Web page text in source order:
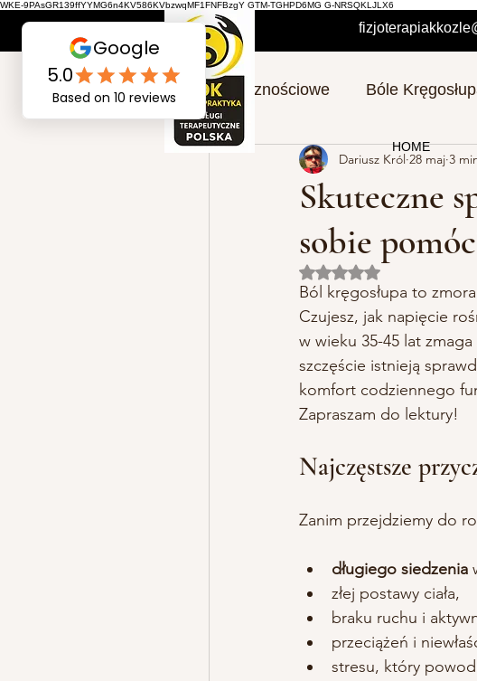
WKE-9PAsGR139ffYYMG6n4KV586KVbzwqMF1FNFBzgY GTM-TGHPD6MG G-NRSQKLJLX6
HOME
Okolicznościowe Bóle
Ćwiczenia, Rehabilitacja
Skuteczne
sobie
Dariusz Król 28 maj 3
Oceniono na NaN z 5
Ból kręgosłupa to
Czujesz, jak napięcie
w wieku 35-45 lat
szczęście istnieją
komfort codziennego
Zapraszam do lektury!
Najczęstsze
Zanim przejdziemy do
długiego siedzenia
złej postawy ciała,
braku ruchu i
przeciążeń i
stresu, który